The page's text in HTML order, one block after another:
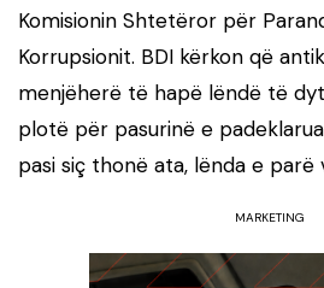
Komisionin Shtetëror për
Korrupsionit. BDI kërkon që
menjëherë të hapë lëndë të
plotë për pasurinë e
pasi siç thonë ata, lënda e parë
MARKETING